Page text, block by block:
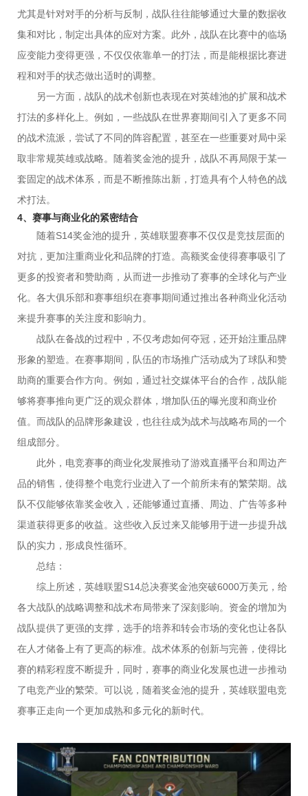
尤其是针对对手的分析与反制，战队往往能够通过大量的数据收
集和对比，制定出具体的应对方案。此外，战队在比赛中的临场
应变能力变得更强，不仅仅依靠单一的打法，而是能根据比赛进
程和对手的状态做出适时的调整。
另一方面，战队的战术创新也表现在对英雄池的扩展和战术
打法的多样化上。例如，一些战队在世界赛期间引入了更多不同
的战术流派，尝试了不同的阵容配置，甚至在一些重要对局中采
取非常规英雄或战略。随着奖金池的提升，战队不再局限于某一
套固定的战术体系，而是不断推陈出新，打造具有个人特色的战
术打法。
4、赛事与商业化的紧密结合
随着S14奖金池的提升，英雄联盟赛事不仅仅是竞技层面的
对抗，更加注重商业化和品牌的打造。高额奖金使得赛事吸引了
更多的投资者和赞助商，从而进一步推动了赛事的全球化与产业
化。各大俱乐部和赛事组织在赛事期间通过推出各种商业化活动
来提升赛事的关注度和影响力。
战队在备战的过程中，不仅考虑如何夺冠，还开始注重品牌
形象的塑造。在赛事期间，队伍的市场推广活动成为了球队和赞
助商的重要合作方向。例如，通过社交媒体平台的合作，战队能
够将赛事推向更广泛的观众群体，增加队伍的曝光度和商业价
值。而战队的品牌形象建设，也往往成为战术与战略布局的一个
组成部分。
此外，电竞赛事的商业化发展推动了游戏直播平台和周边产
品的销售，使得整个电竞行业进入了一个前所未有的繁荣期。战
队不仅能够依靠奖金收入，还能够通过直播、周边、广告等多种
渠道获得更多的收益。这些收入反过来又能够用于进一步提升战
队的实力，形成良性循环。
总结：
综上所述，英雄联盟S14总决赛奖金池突破6000万美元，给
各大战队的战略调整和战术布局带来了深刻影响。资金的增加为
战队提供了更强的支撑，选手的培养和转会市场的变化也让各队
在人才储备上有了更高的标准。战术体系的创新与完善，使得比
赛的精彩程度不断提升，同时，赛事的商业化发展也进一步推动
了电竞产业的繁荣。可以说，随着奖金池的提升，英雄联盟电竞
赛事正走向一个更加成熟和多元化的新时代。